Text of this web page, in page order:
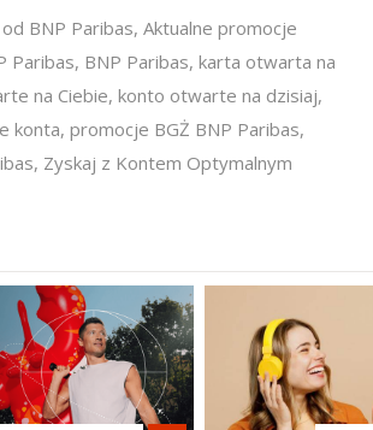
BNP Paribas, Aktualne promocje
Paribas, BNP Paribas, karta otwarta na
na Ciebie, konto otwarte na dzisiaj,
konta, promocje BGŻ BNP Paribas,
, Zyskaj z Kontem Optymalnym